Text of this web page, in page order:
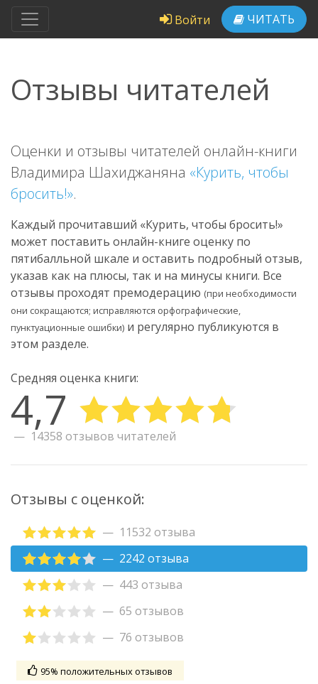
Войти ЧИТАТЬ
Отзывы читателей
Оценки и отзывы читателей онлайн-книги
Владимира Шахиджаняна «Курить, чтобы
бросить!».
Каждый прочитавший «Курить, чтобы бросить!»
может поставить онлайн-книге оценку по
пятибалльной шкале и оставить подробный отзыв,
указав как на плюсы, так и на минусы книги. Все
отзывы проходят премодерацию (при необходимости
они сокращаются; исправляются орфографические,
пунктуационные ошибки) и регулярно публикуются в
этом разделе.
Средняя оценка книги:
4,7
14358 отзывов читателей
Отзывы с оценкой:
11532 отзыва
2242 отзыва
443 отзыва
65 отзывов
76 отзывов
95% положительных отзывов